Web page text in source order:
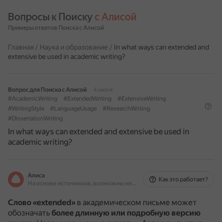
Вопросы к Поиску с Алисой
Примеры ответов Поиска с Алисой
Главная / Наука и образование / In what ways can extended and
extensive be used in academic writing?
Вопрос для Поиска с Алисой
4 июня
#AcademicWriting
#ExtendedWriting
#ExtensiveWriting
#WritingStyle
#LanguageUsage
#ResearchWriting
#DissertationWriting
In what ways can extended and extensive be used in
academic writing?
Алиса
На основе источников, возможны неточности
Как это работает?
Слово «extended» в академическом письме может
обозначать более длинную или подробную версию